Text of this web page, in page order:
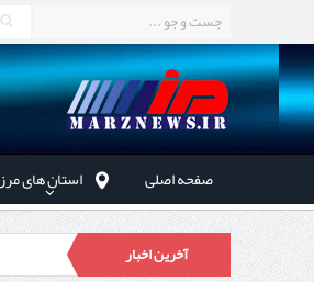
صفحه اصلی استان های
آخرین اخبار